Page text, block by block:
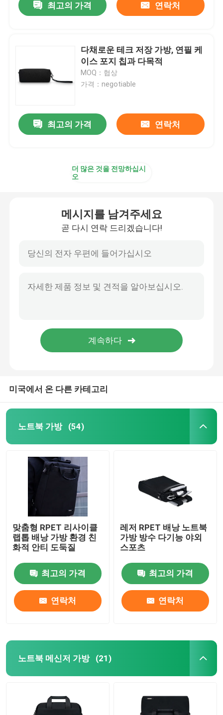
최고의 가격 연락처
다채로운 테크 저장 가방, 연필 케
이스 포지 칩과 다목적
MOQ：협상
가격：negotiable
최고의 가격 연락처
더 많은 것을 전망하십시
오
메시지를 남겨주세요
곧 다시 연락 드리겠습니다!
미국에서 온 다른 카테고리
노트북 가방 (54)
맞춤형 RPET 리사이클
랩톱 배낭 가방 환경 친
화적 안티 도둑질
최고의 가격
연락처
레저 RPET 배낭 노트북
가방 방수 다기능 야외
스포츠
최고의 가격
연락처
노트북 메신저 가방 (21)